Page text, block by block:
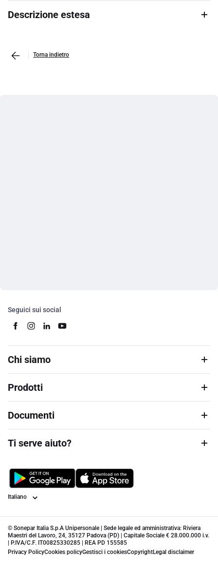
Descrizione estesa
Torna indietro
Seguici sui social
Chi siamo
Prodotti
Documenti
Ti serve aiuto?
Lingua
© Sonepar Italia S.p.A Unipersonale | Sede legale ed amministrativa: Riviera
Maestri del Lavoro, 24, 35127 Padova (PD) | Capitale Sociale € 28.000.000 i.v.
| P.IVA/C.F. IT00825330285 | REA PD 155585
Privacy PolicyCookies policyGestisci i cookiesCopyrightLegal disclaimer